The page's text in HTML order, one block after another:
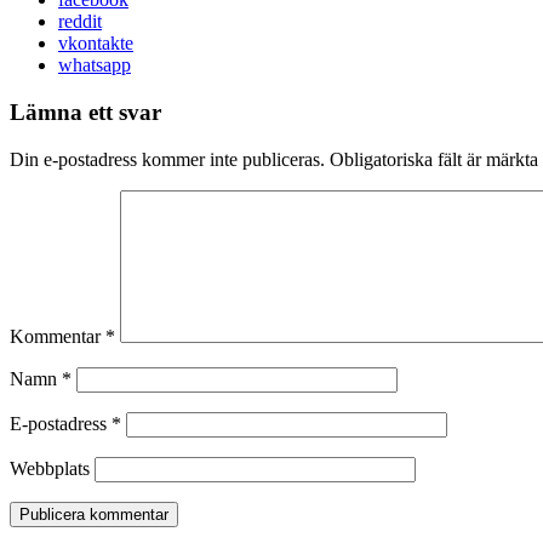
reddit
vkontakte
whatsapp
Lämna ett svar
Din e-postadress kommer inte publiceras. Obligatoriska fält är märkta
Kommentar *
Namn *
E-postadress *
Webbplats